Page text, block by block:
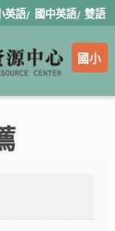
國小
英語 國中英語 雙語